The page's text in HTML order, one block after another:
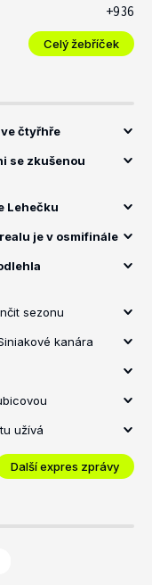
+936
Celý žebříček
čtyřhře
se zkušenou
Lehečku
je v osmifinále
sezonu
kanára
užívá
Další expres zprávy